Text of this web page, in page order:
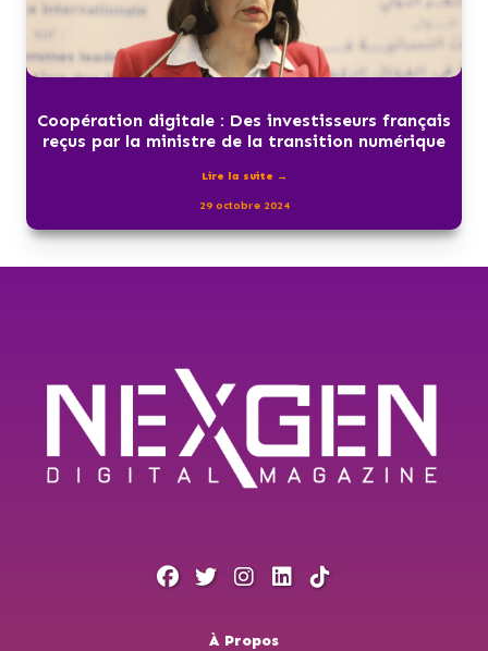
Coopération digitale : Des investisseurs français
reçus par la ministre de la transition numérique
Lire la suite →
29 octobre 2024
À Propos